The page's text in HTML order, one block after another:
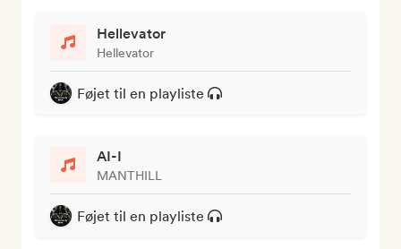
Hellevator
Hellevator
Føjet til en playliste
AI-I
MANTHILL
Føjet til en playliste